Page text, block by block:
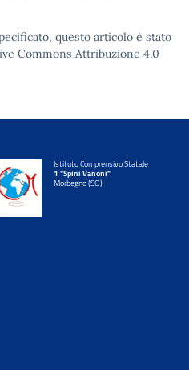
questo articolo è stato
Commons Attribuzione 4.0
Istituto Comprensivo Statale
1 "Spini Vanoni"
Morbegno (SO)